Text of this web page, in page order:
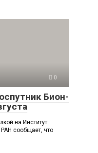
0
Бион-
на Институт
сообщает, что